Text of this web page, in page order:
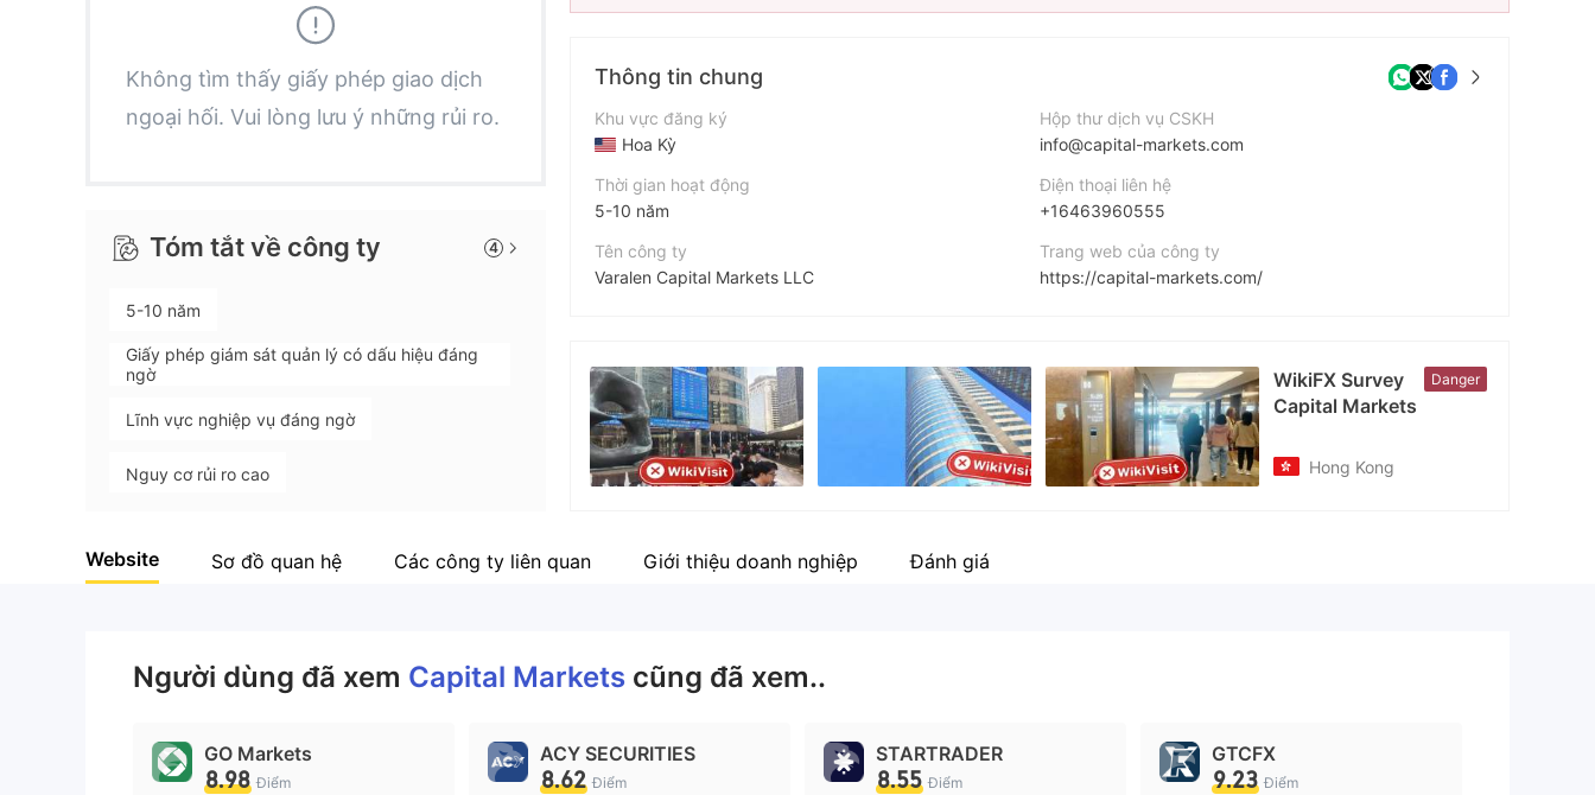
5
6
9
Không tìm thấy giấy phép giao dịch
ngoại hối. Vui lòng lưu ý những rủi ro.
Tóm tắt về công ty 4
5-10 năm
Giấy phép giám sát quản lý có dấu hiệu đáng
ngờ
Lĩnh vực nghiệp vụ đáng ngờ
Nguy cơ rủi ro cao
Thông tin chung
Khu vực đăng ký
Hoa Kỳ
Thời gian hoạt động
5-10 năm
Tên công ty
Varalen Capital Markets LLC
Nhân viên doanh nghiệp
--
Hộp thư dịch vụ CSKH
info@capital-markets.com
Điện thoại liên hệ
+16463960555
Trang web của công ty
https://capital-markets.com/
Facebook
https://www.facebook.com/CapitalMarkets.ecn
WikiFX Survey
Capital Markets
Danger
Hong Kong
Website Sơ đồ quan hệ Các công ty liên quan Giới thiệu doanh nghiệp Đánh giá
Người dùng đã xem Capital Markets cũng đã xem..
GO Markets
8.98 Điểm
ACY SECURITIES
8.62 Điểm
STARTRADER
8.55 Điểm
GTCFX
9.23 Điểm